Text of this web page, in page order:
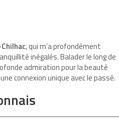
, qui m’a profondément
inégalés. Balader le long de
admiration pour la beauté
connexion unique avec le passé.